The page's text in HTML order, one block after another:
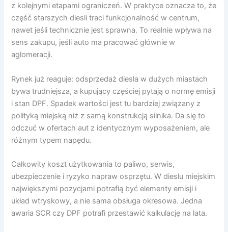
z kolejnymi etapami ograniczeń. W praktyce oznacza to, że
część starszych diesli traci funkcjonalność w centrum,
nawet jeśli technicznie jest sprawna. To realnie wpływa na
sens zakupu, jeśli auto ma pracować głównie w
aglomeracji.
Rynek już reaguje: odsprzedaż diesla w dużych miastach
bywa trudniejsza, a kupujący częściej pytają o normę emisji
i stan DPF. Spadek wartości jest tu bardziej związany z
polityką miejską niż z samą konstrukcją silnika. Da się to
odczuć w ofertach aut z identycznym wyposażeniem, ale
różnym typem napędu.
Całkowity koszt użytkowania to paliwo, serwis,
ubezpieczenie i ryzyko napraw osprzętu. W dieslu miejskim
największymi pozycjami potrafią być elementy emisji i
układ wtryskowy, a nie sama obsługa okresowa. Jedna
awaria SCR czy DPF potrafi przestawić kalkulację na lata.